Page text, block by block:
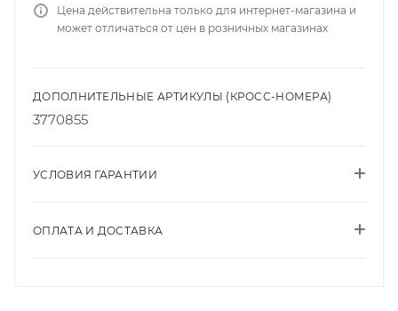
Цена действительна только для интернет-магазина и
может отличаться от цен в розничных магазинах
ДОПОЛНИТЕЛЬНЫЕ АРТИКУЛЫ (КРОСС-НОМЕРА)
3770855
УСЛОВИЯ ГАРАНТИИ
ОПЛАТА И ДОСТАВКА